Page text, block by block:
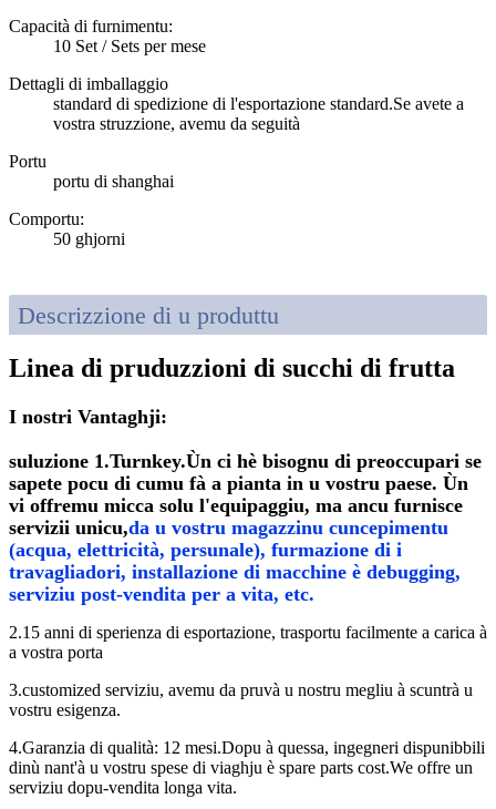
Capacità di furnimentu:
10 Set / Sets per mese
Dettagli di imballaggio
standard di spedizione di l'esportazione standard.Se avete a
vostra struzzione, avemu da seguità
Portu
portu di shanghai
Comportu:
50 ghjorni
Descrizzione di u produttu
Linea di pruduzzioni di succhi di frutta
I nostri Vantaghji:
suluzione 1.Turnkey.Ùn ci hè bisognu di preoccupari se
sapete pocu di cumu fà a pianta in u vostru paese. Ùn
vi offremu micca solu l'equipaggiu, ma ancu furnisce
servizii unicu,da u vostru magazzinu cuncepimentu
(acqua, elettricità, persunale), furmazione di i
travagliadori, installazione di macchine è debugging,
serviziu post-vendita per a vita, etc.
2.15 anni di sperienza di esportazione, trasportu facilmente a carica à
a vostra porta
3.customized serviziu, avemu da pruvà u nostru megliu à scuntrà u
vostru esigenza.
4.Garanzia di qualità: 12 mesi.Dopu à quessa, ingegneri dispunibbili
dinù nant'à u vostru spese di viaghju è spare parts cost.We offre un
serviziu dopu-vendita longa vita.